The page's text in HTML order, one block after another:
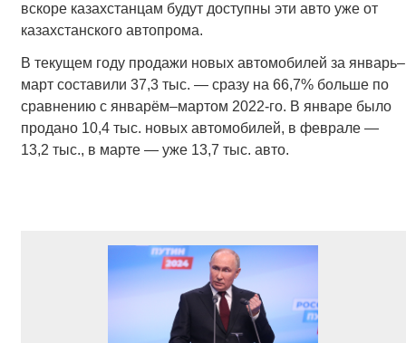
вскоре казахстанцам будут доступны эти авто уже от
казахстанского автопрома.
В текущем году продажи новых автомобилей за январь–
март составили 37,3 тыс. — сразу на 66,7% больше по
сравнению с январём–мартом 2022-го. В январе было
продано 10,4 тыс. новых автомобилей, в феврале —
13,2 тыс., в марте — уже 13,7 тыс. авто.